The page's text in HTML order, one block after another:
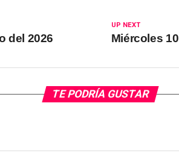
UP NEXT
Miércoles
del 2026
TE PODRÍA GUSTAR